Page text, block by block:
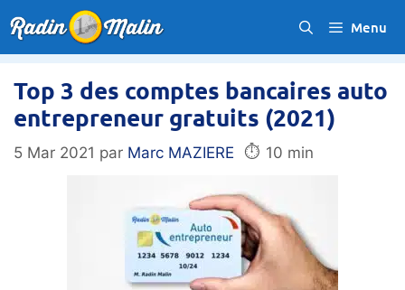
au
contenu
Menu
Top 3 des comptes bancaires auto
entrepreneur gratuits (2021)
5 Mar 2021 par Marc MAZIERE ⏱️ 10 min